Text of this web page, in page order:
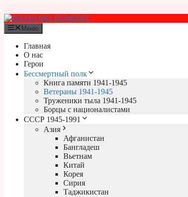
к
содержимому
Меню
Главная
О нас
Герои
Бессмертный полк
Книга памяти 1941-1945
Ветераны 1941-1945
Труженики тыла 1941-1945
Борцы с националистами
СССР 1945-1991
Азия
Афганистан
Бангладеш
Вьетнам
Китай
Корея
Сирия
Таджикистан